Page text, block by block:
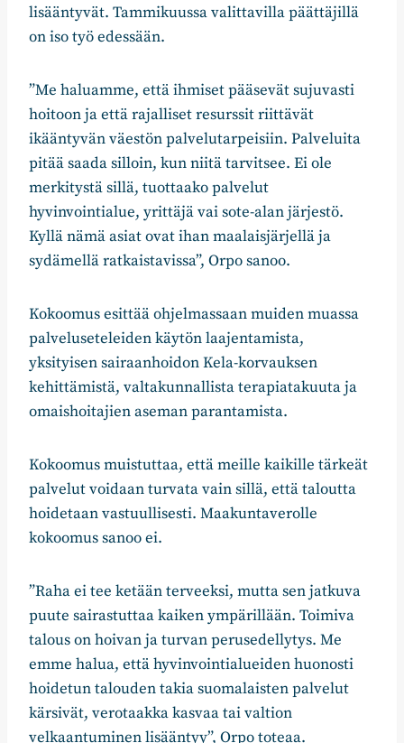
lisääntyvät. Tammikuussa valittavilla päättäjillä
on iso työ edessään.
”Me haluamme, että ihmiset pääsevät sujuvasti
hoitoon ja että rajalliset resurssit riittävät
ikääntyvän väestön palvelutarpeisiin. Palveluita
pitää saada silloin, kun niitä tarvitsee. Ei ole
merkitystä sillä, tuottaako palvelut
hyvinvointialue, yrittäjä vai sote-alan järjestö.
Kyllä nämä asiat ovat ihan maalaisjärjellä ja
sydämellä ratkaistavissa”, Orpo sanoo.
Kokoomus esittää ohjelmassaan muiden muassa
palveluseteleiden käytön laajentamista,
yksityisen sairaanhoidon Kela-korvauksen
kehittämistä, valtakunnallista terapiatakuuta ja
omaishoitajien aseman parantamista.
Kokoomus muistuttaa, että meille kaikille tärkeät
palvelut voidaan turvata vain sillä, että taloutta
hoidetaan vastuullisesti. Maakuntaverolle
kokoomus sanoo ei.
”Raha ei tee ketään terveeksi, mutta sen jatkuva
puute sairastuttaa kaiken ympärillään. Toimiva
talous on hoivan ja turvan perusedellytys. Me
emme halua, että hyvinvointialueiden huonosti
hoidetun talouden takia suomalaisten palvelut
kärsivät, verotaakka kasvaa tai valtion
velkaantuminen lisääntyy”, Orpo toteaa.